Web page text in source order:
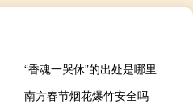
“香魂一哭休”的出处是哪里
南方春节烟花爆竹安全吗